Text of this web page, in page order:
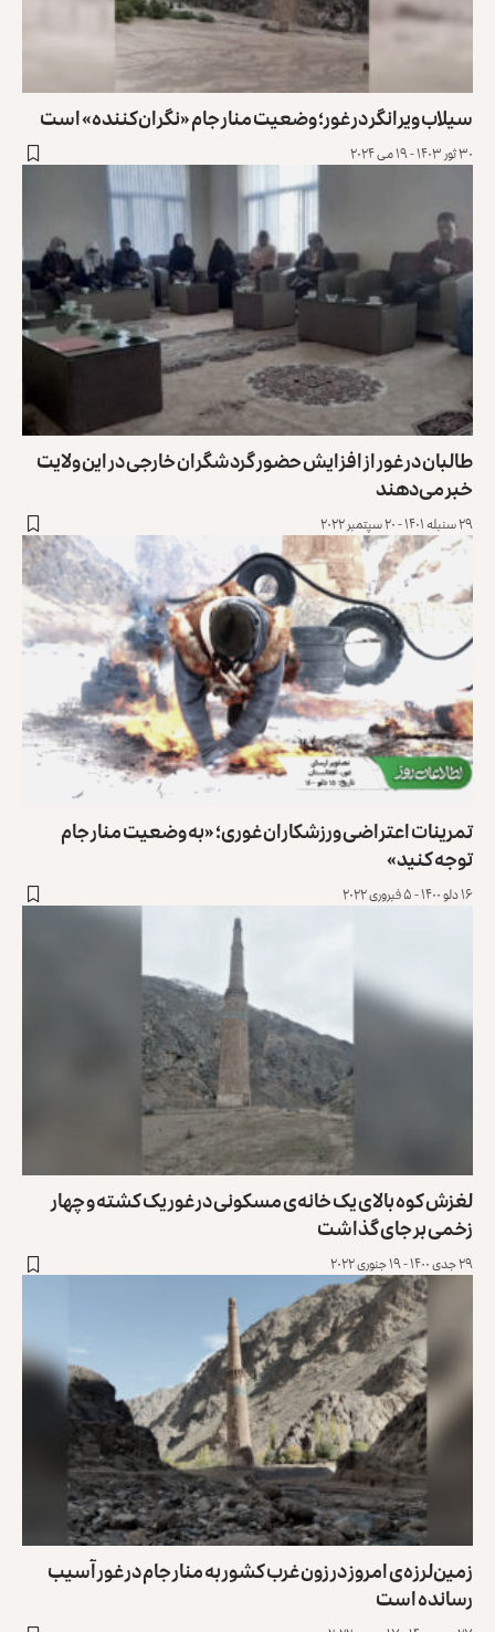
سیلاب ویرانگر در غور؛ وضعیت منار جام «نگران‌کننده» است
۳۰ ثور ۱۴۰۳ - ۱۹ می ۲۰۲۴
طالبان در غور از افزایش حضور گردشگران خارجی در این ولایت
خبر می‌دهند
۲۹ سنبله ۱۴۰۱ - ۲۰ سپتمبر ۲۰۲۲
تمرینات اعتراضی ورزشکاران غوری؛ «به وضعیت منار جام
توجه کنید»
۱۶ دلو ۱۴۰۰ - ۵ فبروری ۲۰۲۲
لغزش کوه بالای یک خانه‌ی مسکونی در غور یک کشته و چهار
زخمی بر جای گذاشت
۲۹ جدی ۱۴۰۰ - ۱۹ جنوری ۲۰۲۲
زمین‌لرزه‌ی امروز در زون غرب کشور به منار جام در غور آسیب
رسانده است